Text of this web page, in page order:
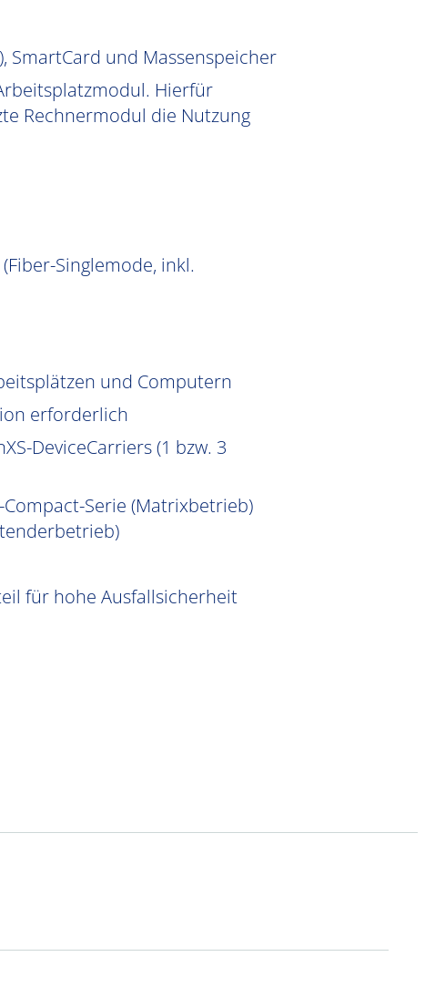
SmartCard und Massenspeicher
Hierfür
Rechnermodul die Nutzung
Singlemode, inkl.
und Computern
erforderlich
DeviceCarriers (1 bzw. 3
Serie (Matrixbetrieb)
für hohe Ausfallsicherheit